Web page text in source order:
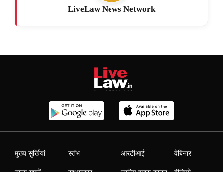
LiveLaw News Network
मुख्य सुर्खियां स्तंभ आरटीआई वेबिनार